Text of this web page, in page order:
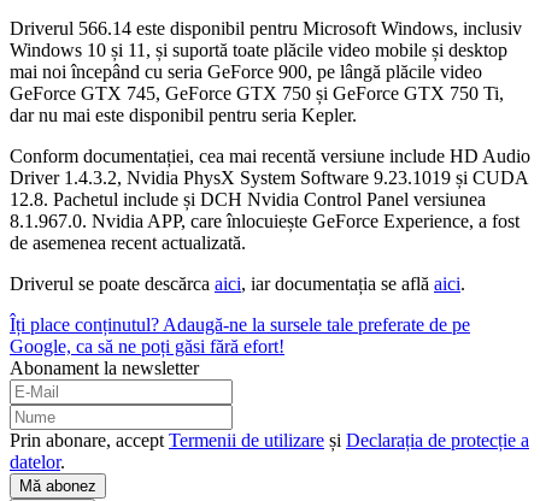
Driverul 566.14 este disponibil pentru Microsoft Windows, inclusiv
Windows 10 și 11, și suportă toate plăcile video mobile și desktop
mai noi începând cu seria GeForce 900, pe lângă plăcile video
GeForce GTX 745, GeForce GTX 750 și GeForce GTX 750 Ti,
dar nu mai este disponibil pentru seria Kepler.
Conform documentației, cea mai recentă versiune include HD Audio
Driver 1.4.3.2, Nvidia PhysX System Software 9.23.1019 și CUDA
12.8. Pachetul include și DCH Nvidia Control Panel versiunea
8.1.967.0. Nvidia APP, care înlocuiește GeForce Experience, a fost
de asemenea recent actualizată.
Driverul se poate descărca aici, iar documentația se află aici.
Îți place conținutul? Adaugă-ne la sursele tale preferate de pe
Google, ca să ne poți găsi fără efort!
Abonament la newsletter
Prin abonare, accept Termenii de utilizare și Declarația de protecție a
datelor.
Mă abonez